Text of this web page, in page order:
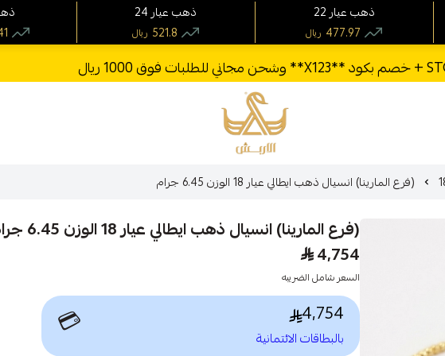
الأربش للذهب
(فرع المارينا) انسيال ذهب ايطالي عيار 18 الوزن 6.45 جرام
(فرع المارينا) انسيال ذهب ايطالي عيار 18 الوزن 6.45 جرام
4,754
السعر شامل الضريبه
4,754
بالبطاقات الائتمانية 💳
24 ذهب عيار
ريال 521.8
22 ذهب عيار
ريال 477.97